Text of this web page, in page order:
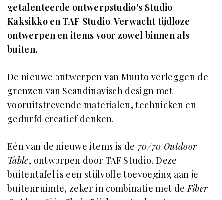
getalenteerde ontwerpstudio's Studio
Kaksikko en TAF Studio. Verwacht tijdloze
ontwerpen en items voor zowel binnen als
buiten.
De nieuwe ontwerpen van Muuto verleggen de
grenzen van Scandinavisch design met
vooruitstrevende materialen, technieken en
gedurfd creatief denken.
Eén van de nieuwe items is de 70/70 Outdoor
Table, ontworpen door TAF Studio. Deze
buitentafel is een stijlvolle toevoeging aan je
buitenruimte, zeker in combinatie met de Fiber